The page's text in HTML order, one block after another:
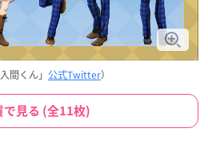
間くん」 公式Twitter）
で見る (全11枚)